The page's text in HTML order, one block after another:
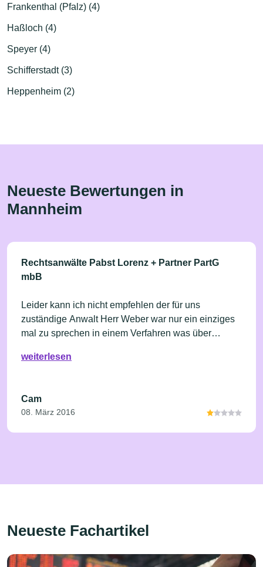
Frankenthal (Pfalz) (4)
Haßloch (4)
Speyer (4)
Schifferstadt (3)
Heppenheim (2)
Neueste Bewertungen in
Mannheim
Rechtsanwälte Pabst Lorenz + Partner PartG
mbB
Leider kann ich nicht empfehlen der für uns
zuständige Anwalt Herr Weber war nur ein einziges
mal zu sprechen in einem Verfahren was über
sonst was, Mails bleiben unbeantwortet man hat am
weiterlesen
Cam
08. März 2016
Neueste Fachartikel